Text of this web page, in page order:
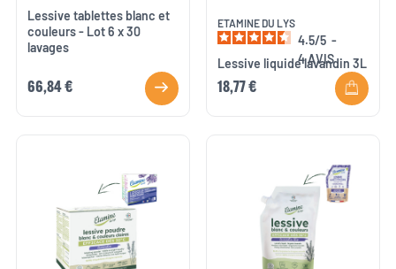
Lessive tablettes blanc et
couleurs - Lot 6 x 30
lavages
66,84 €
ETAMINE DU LYS
4.5/5 -
4AVIS
Lessive liquide lavandin 3L
18,77 €